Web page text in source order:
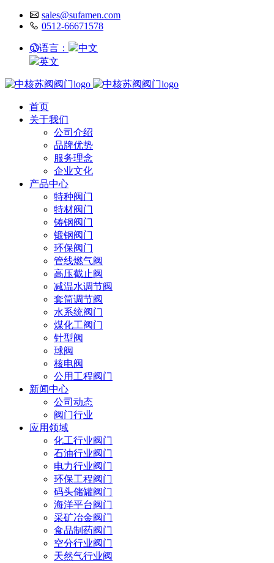
sales@sufamen.com
0512-66671578
语言：
中文
英文
首页
关于我们
公司介绍
品牌优势
服务理念
企业文化
产品中心
特种阀门
特材阀门
铸钢阀门
锻钢阀门
环保阀门
管线燃气阀
高压截止阀
减温水调节阀
套筒调节阀
水系统阀门
煤化工阀门
针型阀
球阀
核电阀
公用工程阀门
新闻中心
公司动态
阀门行业
应用领域
化工行业阀门
石油行业阀门
电力行业阀门
环保工程阀门
码头储罐阀门
海洋平台阀门
采矿冶金阀门
食品制药阀门
空分行业阀门
天然气行业阀